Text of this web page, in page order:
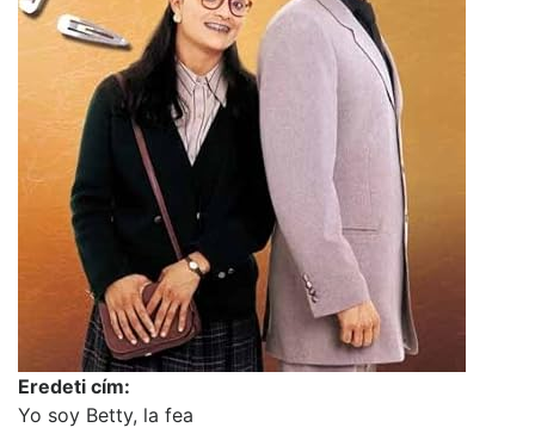
Eredeti cím:
Yo soy Betty, la fea